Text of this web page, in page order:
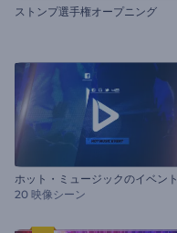
ストンプ選手権オープニング
ホット・ミュージックのイベント
20 映像シーン